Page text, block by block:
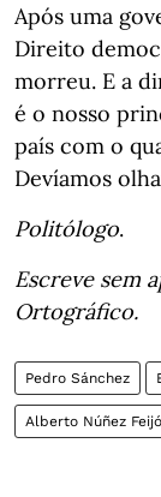
Após uma
Direito
morreu. E a
é o nosso
país com o
Devíamos
Politólogo.
Escreve sem
Ortográfico.
Pedro Sánchez
Alberto Núñez